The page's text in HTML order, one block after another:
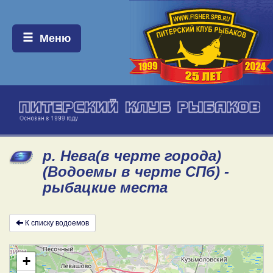
Меню:
Меню
р. Нева(в черте города)
(Водоемы в черте СПб) -
рыбацкие места
К списку водоемов
+